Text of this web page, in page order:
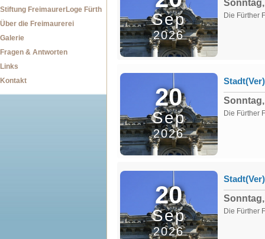
Stiftung FreimaurerLoge Fürth
Über die Freimaurerei
Galerie
Fragen & Antworten
Links
Kontakt
Sep
2026
Die Fürther
20
Sep
2026
Die Fürther
20
Sep
2026
Die Fürther